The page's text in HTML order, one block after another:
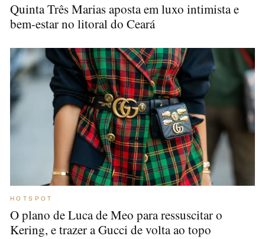
Quinta Três Marias aposta em luxo intimista e
bem-estar no litoral do Ceará
HOTSPOT
O plano de Luca de Meo para ressuscitar o
Kering, e trazer a Gucci de volta ao topo